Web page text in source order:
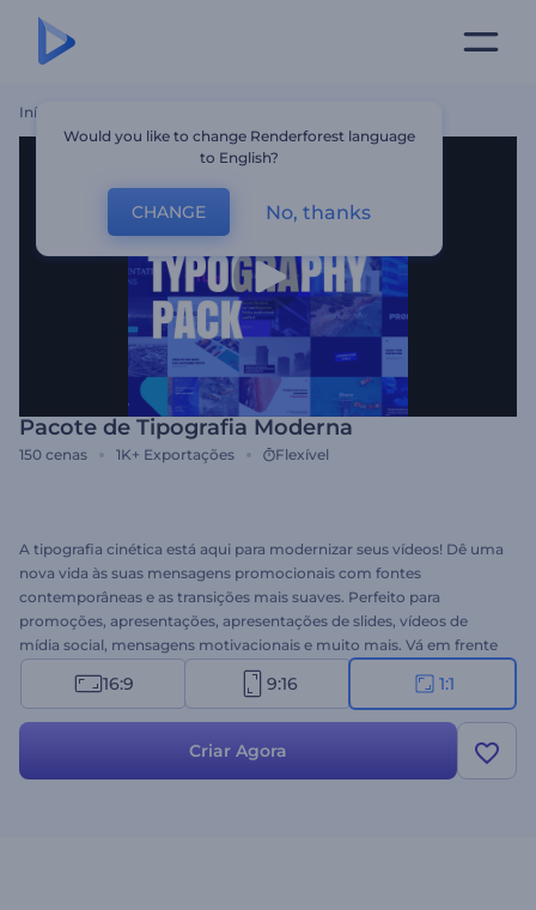
Início
Pacote de Tipografia Moderna
150 cenas 1K+ Exportações Flexível
A tipografia cinética está aqui para modernizar seus vídeos! Dê uma
nova vida às suas mensagens promocionais com fontes
contemporâneas e as transições mais suaves. Perfeito para
promoções, apresentações, apresentações de slides, vídeos de
mídia social, mensagens motivacionais e muito mais. Vá em frente
e faça sua voz ser ouvida com o nosso Pacote Tipografia Moda.
Teste agora!16:9 9:16 1:1
Criar Agora
Would you like to change Renderforest language
to English?
CHANGE No, thanks